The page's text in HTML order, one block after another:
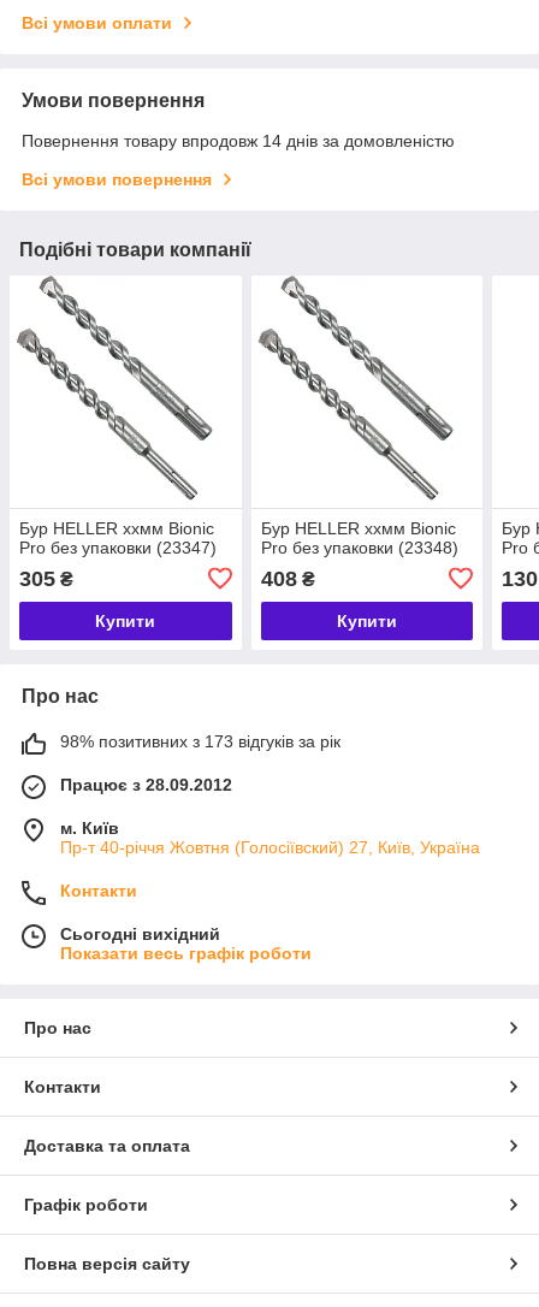
Всі умови оплати
Умови повернення
Повернення товару впродовж 14 днів за домовленістю
Всі умови повернення
Подібні товари компанії
Бур HELLER ххмм Bionic
Pro без упаковки (23347)
305 ₴
Купити
Бур HELLER ххмм Bionic
Pro без упаковки (23348)
408₴
Купити
Бур
Pro
130
Про нас
98% позитивних з 173 відгуків за рік
Працює з 28.09.2012
м. Київ
Пр-т 40-річчя Жовтня (Голосіївский) 27, Київ, Україна
Контакти
Сьогодні вихідний
Показати весь графік роботи
Про нас
Контакти
Доставка та оплата
Графік роботи
Повна версія сайту